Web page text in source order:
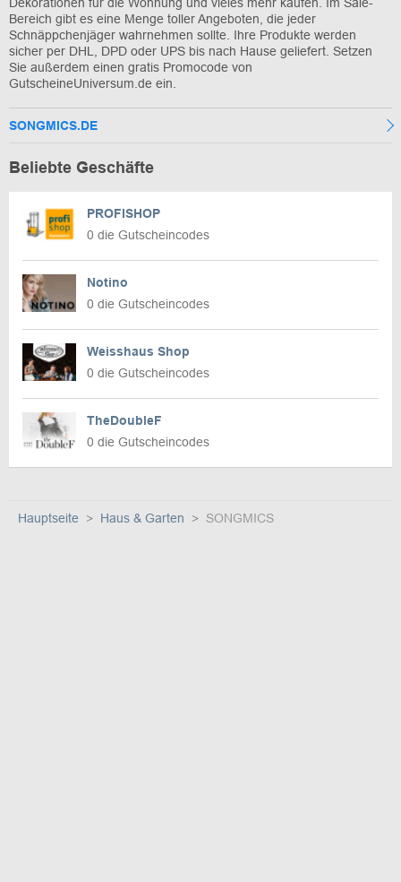
Bereich gibt es eine Menge toller Angeboten, die jeder
Schnäppchenjäger wahrnehmen sollte. Ihre Produkte werden
sicher per DHL, DPD oder UPS bis nach Hause geliefert. Setzen
Sie außerdem einen gratis Promocode von
GutscheineUniversum.de ein.
SONGMICS.DE
Beliebte Geschäfte
PROFISHOP
0 die Gutscheincodes
Notino
0 die Gutscheincodes
Weisshaus Shop
0 die Gutscheincodes
TheDoubleF
0 die Gutscheincodes
Hauptseite Haus & Garten SONGMICS